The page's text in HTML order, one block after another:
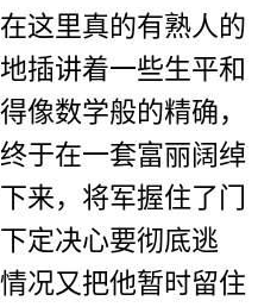
这里真的有熟人的
插讲着一些生平和
像数学般的精确，
于在一套富丽阔绰
来，将军握住了门
定决心要彻底逃
况又把他暂时留住